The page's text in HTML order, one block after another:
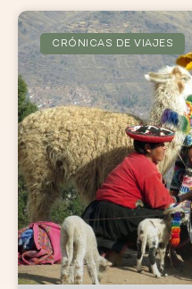
CRÓNICAS DE VIAJES